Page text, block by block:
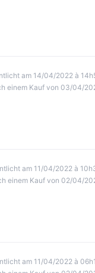
am 14/04/2022 à
einem Kauf von 03/04/
am 11/04/2022 à
einem Kauf von 02/04/
am 11/04/2022 à